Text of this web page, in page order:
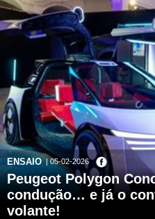
ENSAIO | 05-02-2026
Peugeot Polygon
condução… e já o
volante!